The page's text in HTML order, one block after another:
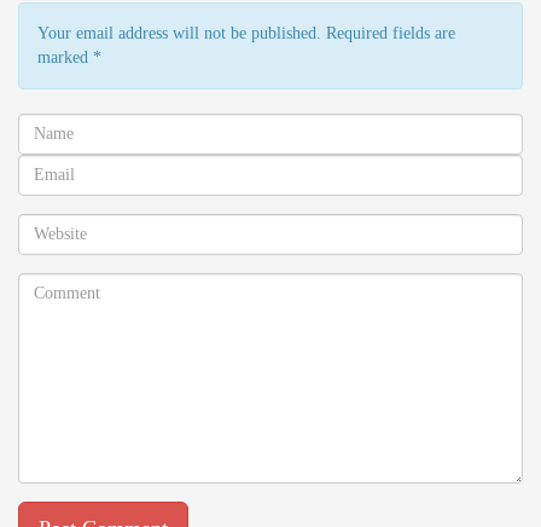
Your email address will not be published. Required fields are
marked *